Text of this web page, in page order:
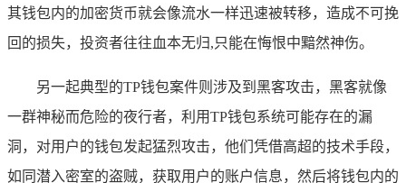
其钱包内的加密货币就会像流水一样迅速被转移，造成不可挽
回的损失，投资者往往血本无归,只能在悔恨中黯然神伤。
另一起典型的TP钱包案件则涉及到黑客攻击，黑客就像
一群神秘而危险的夜行者，利用TP钱包系统可能存在的漏
洞，对用户的钱包发起猛烈攻击，他们凭借高超的技术手段，
如同潜入密室的盗贼，获取用户的账户信息，然后将钱包内的